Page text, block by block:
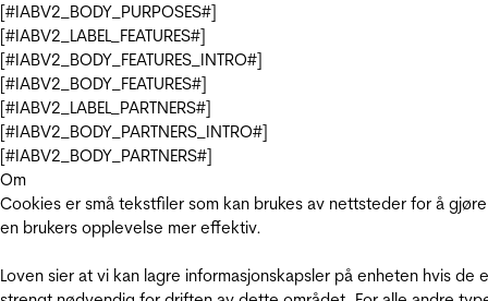
[#IABV2_BODY_PURPOSES#]
[#IABV2_LABEL_FEATURES#]
[#IABV2_BODY_FEATURES_INTRO#]
[#IABV2_BODY_FEATURES#]
[#IABV2_LABEL_PARTNERS#]
[#IABV2_BODY_PARTNERS_INTRO#]
[#IABV2_BODY_PARTNERS#]
Om
Cookies er små tekstfiler som kan brukes av nettsteder for å gjøre
en brukers opplevelse mer effektiv.
Loven sier at vi kan lagre informasjonskapsler på enheten hvis de